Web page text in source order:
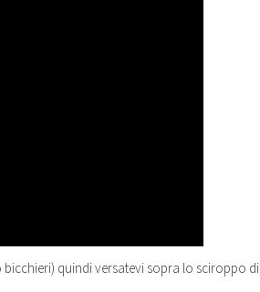
quindi versatevi sopra lo sciroppo